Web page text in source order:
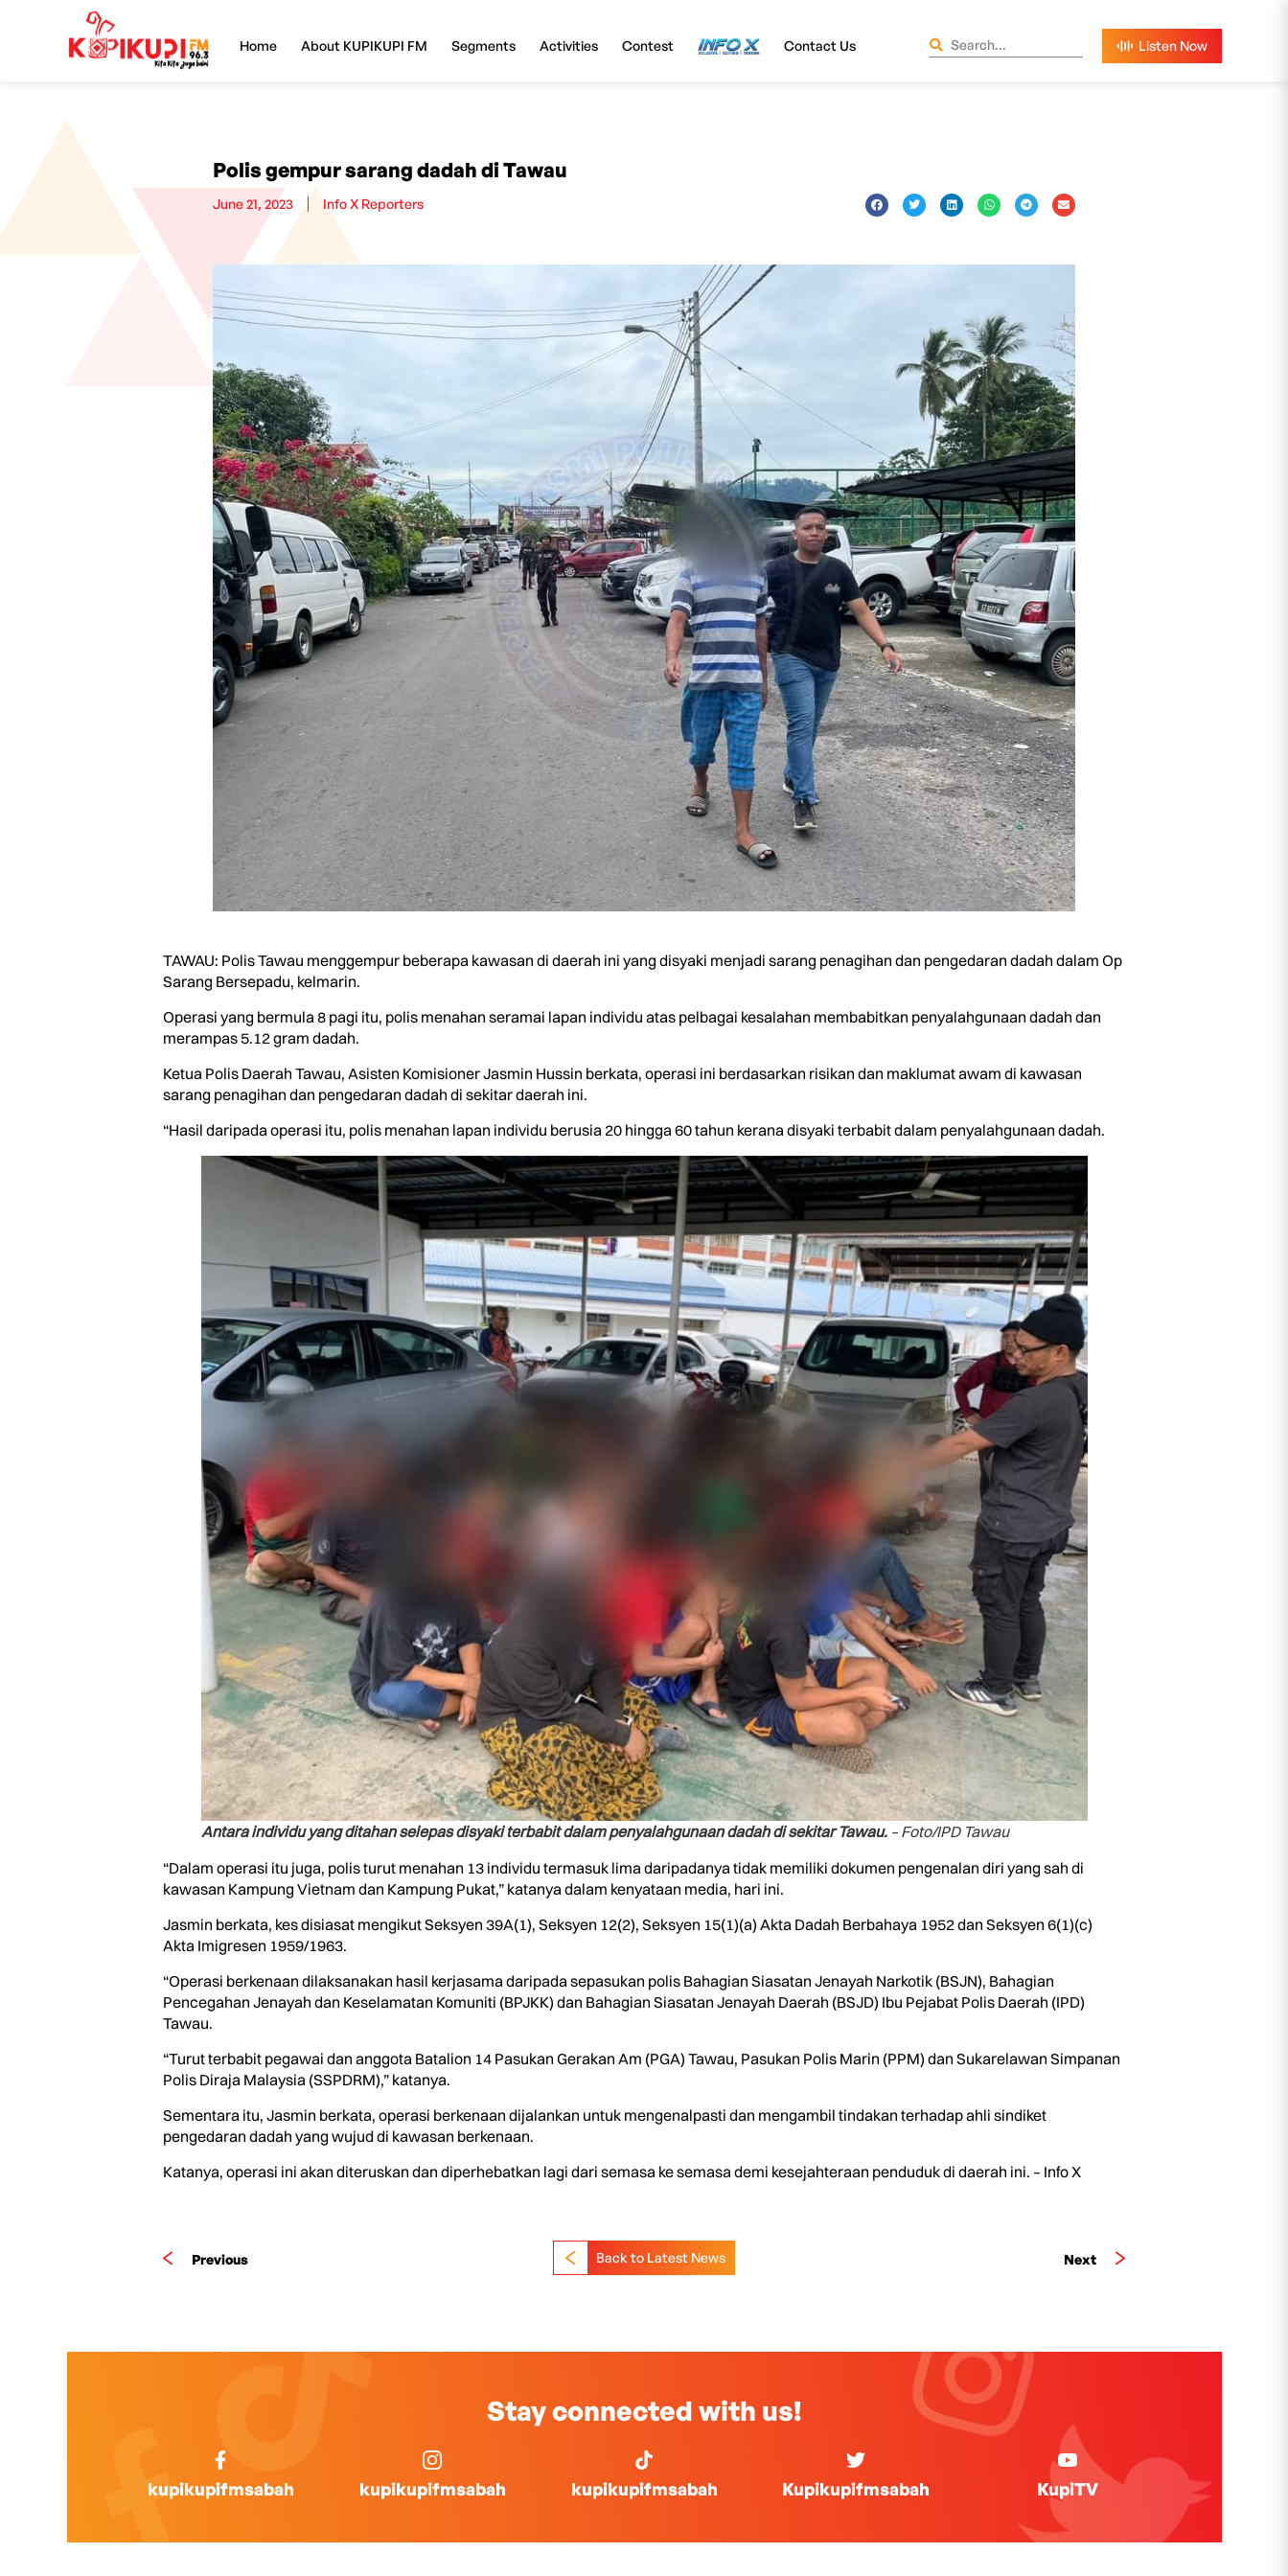
Home About KUPIKUPI FM Segments Activities Contest InfoX Contact Us
Polis gempur sarang dadah di Tawau
June 21, 2023 Info X Reporters
TAWAU: Polis Tawau menggempur beberapa kawasan di daerah ini yang disyaki menjadi sarang penagihan dan pengedaran dadah dalam Op
Sarang Bersepadu, kelmarin.
Operasi yang bermula 8 pagi itu, polis menahan seramai lapan individu atas pelbagai kesalahan membabitkan penyalahgunaan dadah dan
merampas 5.12 gram dadah.
Ketua Polis Daerah Tawau, Asisten Komisioner Jasmin Hussin berkata, operasi ini berdasarkan risikan dan maklumat awam di kawasan
sarang penagihan dan pengedaran dadah di sekitar daerah ini.
“Hasil daripada operasi itu, polis menahan lapan individu berusia 20 hingga 60 tahun kerana disyaki terbabit dalam penyalahgunaan dadah.
Antara individu yang ditahan selepas disyaki terbabit dalam penyalahgunaan dadah di sekitar Tawau.– Foto/IPD Tawau
“Dalam operasi itu juga, polis turut menahan 13 individu termasuk lima daripadanya tidak memiliki dokumen pengenalan diri yang sah di
kawasan Kampung Vietnam dan Kampung Pukat,” katanya dalam kenyataan media, hari ini.
Jasmin berkata, kes disiasat mengikut Seksyen 39A(1), Seksyen 12(2), Seksyen 15(1)(a) Akta Dadah Berbahaya 1952 dan Seksyen 6(1)(c)
Akta Imigresen 1959/1963.
“Operasi berkenaan dilaksanakan hasil kerjasama daripada sepasukan polis Bahagian Siasatan Jenayah Narkotik (BSJN), Bahagian
Pencegahan Jenayah dan Keselamatan Komuniti (BPJKK) dan Bahagian Siasatan Jenayah Daerah (BSJD) Ibu Pejabat Polis Daerah (IPD)
Tawau.
“Turut terbabit pegawai dan anggota Batalion 14 Pasukan Gerakan Am (PGA) Tawau, Pasukan Polis Marin (PPM) dan Sukarelawan Simpanan
Polis Diraja Malaysia (SSPDRM),” katanya.
Sementara itu, Jasmin berkata, operasi berkenaan dijalankan untuk mengenalpasti dan mengambil tindakan terhadap ahli sindiket
pengedaran dadah yang wujud di kawasan berkenaan.
Katanya, operasi ini akan diteruskan dan diperhebatkan lagi dari semasa ke semasa demi kesejahteraan penduduk di daerah ini. – Info X
Previous Next
Back to Latest News
Stay connected with us!
kupikupifmsabah kupikupifmsabah kupikupifmsabah Kupikupifmsabah KupiTV